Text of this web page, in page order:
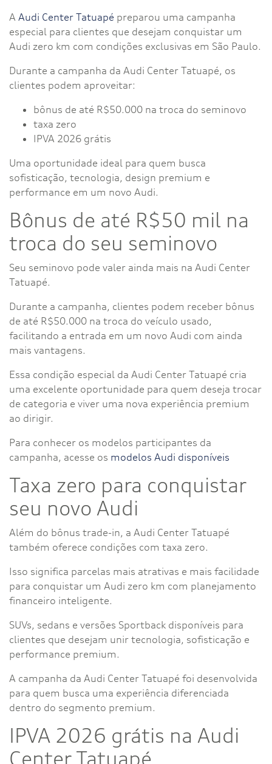
A Audi Center Tatuapé preparou uma campanha
especial para clientes que desejam conquistar um
Audi zero km com condições exclusivas em São Paulo.
Durante a campanha da Audi Center Tatuapé, os
clientes podem aproveitar:
bônus de até R$50.000 na troca do seminovo
taxa zero
IPVA 2026 grátis
Uma oportunidade ideal para quem busca
sofisticação, tecnologia, design premium e
performance em um novo Audi.
Bônus de até R$50 mil na
troca do seu seminovo
Seu seminovo pode valer ainda mais na Audi Center
Tatuapé.
Durante a campanha, clientes podem receber bônus
de até R$50.000 na troca do veículo usado,
facilitando a entrada em um novo Audi com ainda
mais vantagens.
Essa condição especial da Audi Center Tatuapé cria
uma excelente oportunidade para quem deseja trocar
de categoria e viver uma nova experiência premium
ao dirigir.
Para conhecer os modelos participantes da
campanha, acesse os modelos Audi disponíveis
Taxa zero para conquistar
seu novo Audi
Além do bônus trade-in, a Audi Center Tatuapé
também oferece condições com taxa zero.
Isso significa parcelas mais atrativas e mais facilidade
para conquistar um Audi zero km com planejamento
financeiro inteligente.
SUVs, sedans e versões Sportback disponíveis para
clientes que desejam unir tecnologia, sofisticação e
performance premium.
A campanha da Audi Center Tatuapé foi desenvolvida
para quem busca uma experiência diferenciada
dentro do segmento premium.
IPVA 2026 grátis na Audi
Center Tatuapé